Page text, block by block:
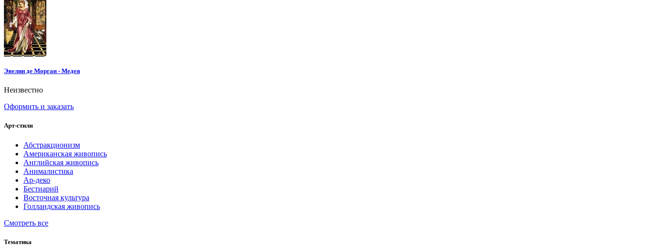
Эвелин де Морган - Медея
Неизвестно
Оформить и заказать
Арт-стили
Абстракционизм
Американская живопись
Английская живопись
Анималистика
Ар-деко
Бестиарий
Восточная культура
Голландская живопись
Смотреть все
Тематика